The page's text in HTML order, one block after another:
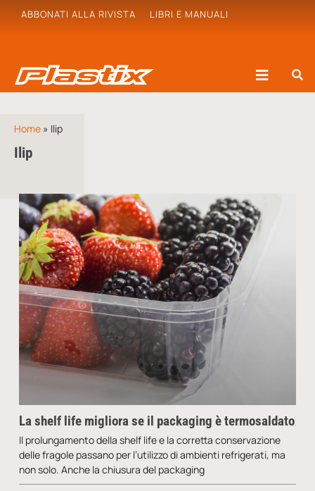
ABBONATI ALLA RIVISTA LIBRI E MANUALI
Home » Ilip
Ilip
La shelf life migliora se il packaging è termosaldato
Il prolungamento della shelf life e la corretta conservazione
delle fragole passano per l’utilizzo di ambienti refrigerati, ma
non solo. Anche la chiusura del packaging